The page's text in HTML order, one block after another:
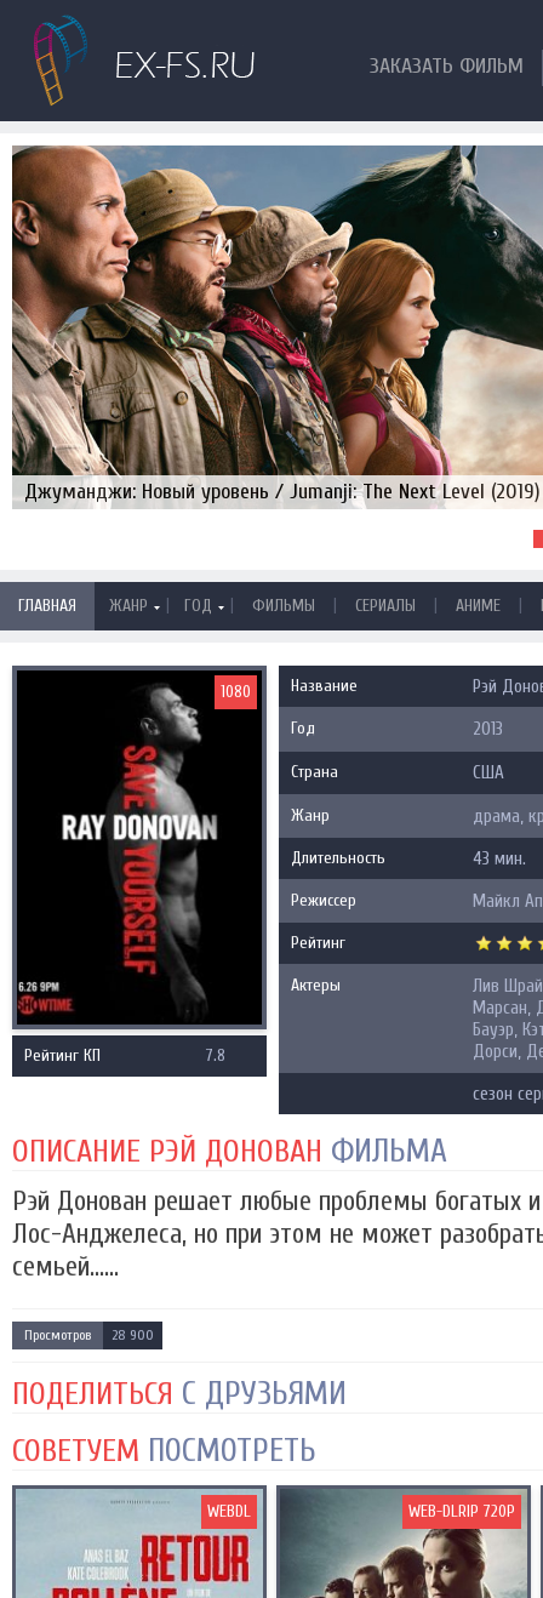
ЗАКАЗАТЬ ФИЛЬМ
Джуманджи: Новый уровень / Jumanji: The Next Level (2019)
ГЛАВНАЯ ЖАНР | ГОД | ФИЛЬМЫ | СЕРИАЛЫ | АНИМЕ |
1080
Рейтинг КП 7.8
Название Рэй
Год 2013
Страна США
Жанр драма,
Длительность 43 мин.
Режиссер Майкл
Рейтинг
Актеры
Лив
Марсан,
Бауэр,
Дорси,
сезон
ОПИСАНИЕ РЭЙ ДОНОВАН ФИЛЬМА
Рэй Донован решает любые проблемы богатых
Лос-Анджелеса, но при этом не может
семьей......
Просмотров 28 900
ПОДЕЛИТЬСЯ С ДРУЗЬЯМИ
СОВЕТУЕМ ПОСМОТРЕТЬ
WEBDL WEB-DLRIP 720P